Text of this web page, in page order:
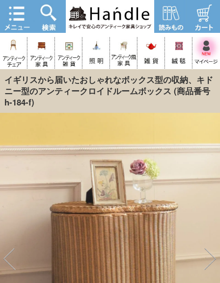
イギリスから届いたおしゃれなボックス型の収納、キド
ニー型のアンティークロイドルームボックス (商品番号
h-184-f)